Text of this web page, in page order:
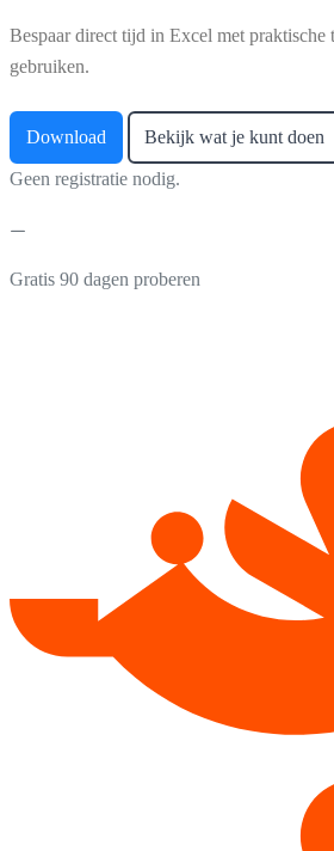
Bespaar direct tijd in Excel met praktische
gebruiken.
Download Bekijk wat je kunt doen
Geen registratie nodig.
Gratis 90 dagen proberen